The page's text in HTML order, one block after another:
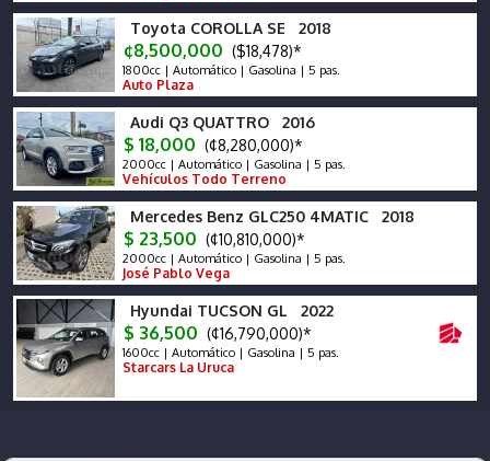
Toyota COROLLA SE 2018
¢8,500,000 ($18,478)*
1800cc | Automático | Gasolina | 5 pas.
Auto Plaza
Audi Q3 QUATTRO 2016
$ 18,000 (¢8,280,000)*
2000cc | Automático | Gasolina | 5 pas.
Vehículos Todo Terreno
Mercedes Benz GLC250 4MATIC 2018
$ 23,500 (¢10,810,000)*
2000cc | Automático | Gasolina | 5 pas.
José Pablo Vega
Hyundai TUCSON GL 2022
$ 36,500 (¢16,790,000)*
1600cc | Automático | Gasolina | 5 pas.
Starcars La Uruca